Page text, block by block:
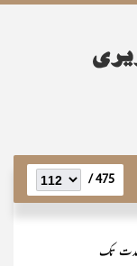
475 /
مدت تک